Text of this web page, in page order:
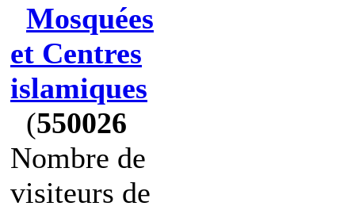
Mosquées
et Centres
islamiques
(550026
Nombre de
visiteurs de